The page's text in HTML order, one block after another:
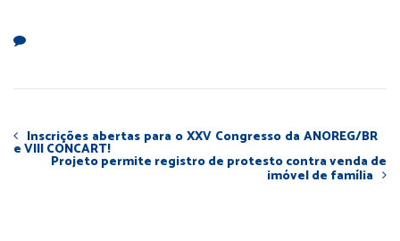
Inscrições abertas para o XXV Congresso da ANOREG/BR
e VIII CONCART!
Projeto permite registro de protesto contra venda de
imóvel de família